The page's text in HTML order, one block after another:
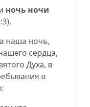
ночь ночи
).
наша ночь,
сердца,
Духа, в
в